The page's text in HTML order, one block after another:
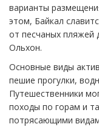
варианты
этом, Байкал
от песчаных пляжей
Ольхон.
Основные виды
пешие прогулки,
Путешественники
походы по горам и
потрясающими